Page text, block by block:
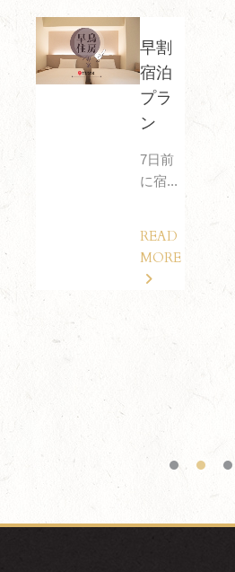
早割
宿泊
プラ
ン
7日前
に宿...
READ
MORE